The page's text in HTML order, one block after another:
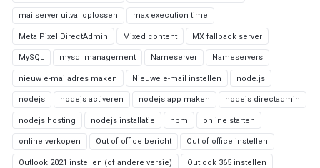
mailserver uitval oplossen max execution time
Meta Pixel DirectAdmin Mixed content MX fallback server
MySQL mysql management Nameserver Nameservers
nieuw e-mailadres maken Nieuwe e-mail instellen node.js
nodejs nodejs activeren nodejs app maken nodejs directadmin
nodejs hosting nodejs installatie npm online starten
online verkopen Out of office bericht Out of office instellen
Outlook 2021 instellen (of andere versie) Outlook 365 instellen